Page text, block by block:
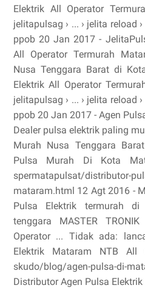
Elektrik All Operator
jelitapulsag › ... › jelita reload
ppob 20 Jan 2017 -
All Operator Termurah
Nusa Tenggara Barat di
Elektrik All Operator
jelitapulsag › ... › jelita reload
ppob 20 Jan 2017 - Agen
Dealer pulsa elektrik paling
Murah Nusa Tenggara
Pulsa Murah Di Kota
spermatapulsat/distributor-
mataram.html 12 Agt 2016 -
Pulsa Elektrik termurah
tenggara MASTER
Operator ... Tidak ada:
Elektrik Mataram NTB All
skudo/blog/agen-pulsa-di-
Distributor Agen Pulsa